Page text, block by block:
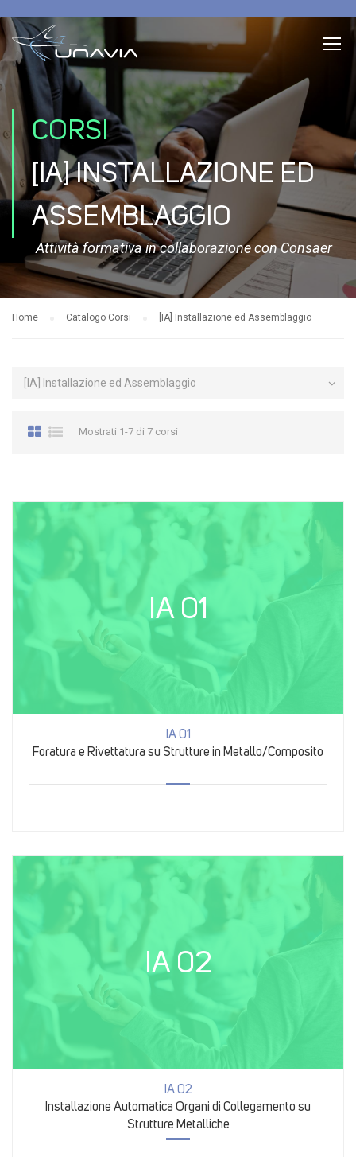
CORSI
[IA] INSTALLAZIONE ED
ASSEMBLAGGIO
Attività formativa in collaborazione con Consaer
Home Catalogo Corsi [IA] Installazione ed Assemblaggio
Mostrati 1-7 di 7 corsi
IA 01
IA 01
Foratura e Rivettatura su Strutture in Metallo/Composito
IA 02
IA 02
Installazione Automatica Organi di Collegamento su
Strutture Metalliche